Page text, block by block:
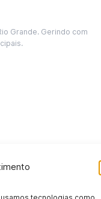
Grande. Gerindo com
RPPS Acesso a